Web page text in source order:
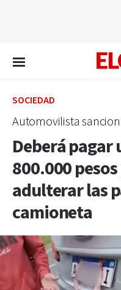
SOCIEDAD
Automovilista
Deberá pagar
800.000
adulterar las
camioneta